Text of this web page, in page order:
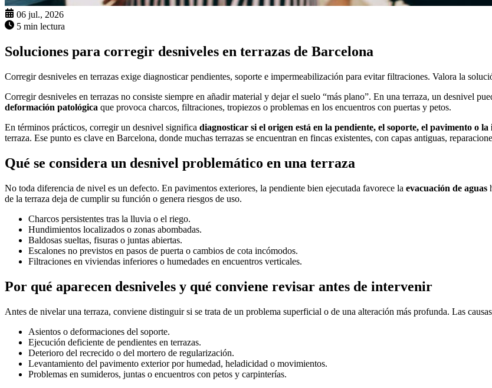
06 jul., 2026
5 min lectura
Soluciones para corregir desniveles en terrazas de Barcelona
Corregir desniveles en terrazas exige diagnosticar pendientes, soporte e impermeabilización para evitar filtraciones. Valora la
Corregir desniveles en terrazas no consiste siempre en añadir material y dejar el suelo “más plano”. En una terraza, un desnivel
deformación patológica que provoca charcos, filtraciones, tropiezos o problemas en los encuentros con puertas y petos.
En términos prácticos, corregir un desnivel significa diagnosticar si el origen está en la pendiente, el soporte, el pavimento o
terraza. Ese punto es clave en Barcelona, donde muchas terrazas se encuentran en fincas existentes, con capas antiguas,
Qué se considera un desnivel problemático en una terraza
No toda diferencia de nivel es un defecto. En pavimentos exteriores, la pendiente bien ejecutada favorece la evacuación de aguas
de la terraza deja de cumplir su función o genera riesgos de uso.
Charcos persistentes tras la lluvia o el riego.
Hundimientos localizados o zonas abombadas.
Baldosas sueltas, fisuras o juntas abiertas.
Escalones no previstos en pasos de puerta o cambios de cota incómodos.
Filtraciones en viviendas inferiores o humedades en encuentros verticales.
Por qué aparecen desniveles y qué conviene revisar antes de intervenir
Antes de nivelar una terraza, conviene distinguir si se trata de un problema superficial o de una alteración más profunda. Las
Asientos o deformaciones del soporte.
Ejecución deficiente de pendientes en terrazas.
Deterioro del recrecido o del mortero de regularización.
Levantamiento del pavimento exterior por humedad, heladicidad o movimientos.
Problemas en sumideros, juntas o encuentros con petos y carpinterías.